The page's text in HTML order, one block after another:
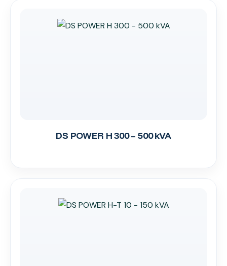
DS POWER H 300 – 500 kVA